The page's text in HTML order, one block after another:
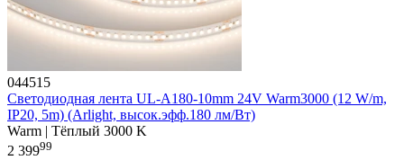
044515
Светодиодная лента UL-A180-10mm 24V Warm3000 (12 W/m,
IP20, 5m) (Arlight, высок.эфф.180 лм/Вт)
Warm | Тёплый 3000 K
2 39999